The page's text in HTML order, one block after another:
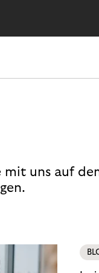
uns auf